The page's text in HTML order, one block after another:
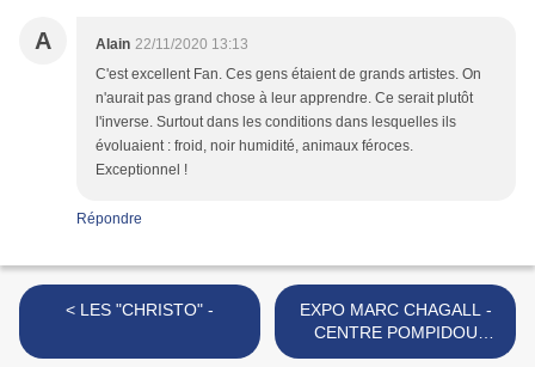
A Alain 22/11/2020 13:13
C'est excellent Fan. Ces gens étaient de grands artistes. On
n'aurait pas grand chose à leur apprendre. Ce serait plutôt
l'inverse. Surtout dans les conditions dans lesquelles ils
évoluaient : froid, noir humidité, animaux féroces.
Exceptionnel !
Répondre
< LES "CHRISTO" -
EXPO MARC CHAGALL -
CENTRE POMPIDOU
METZ >